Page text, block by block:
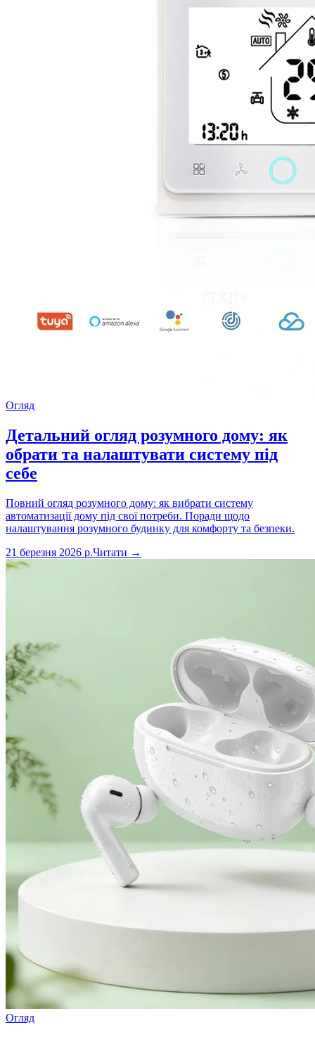
Огляд
Детальний огляд розумного дому: як
обрати та налаштувати систему під
себе
Повний огляд розумного дому: як вибрати систему
автоматизації дому під свої потреби. Поради щодо
налаштування розумного будинку для комфорту та безпеки.
21 березня 2026 р.Читати →
Огляд